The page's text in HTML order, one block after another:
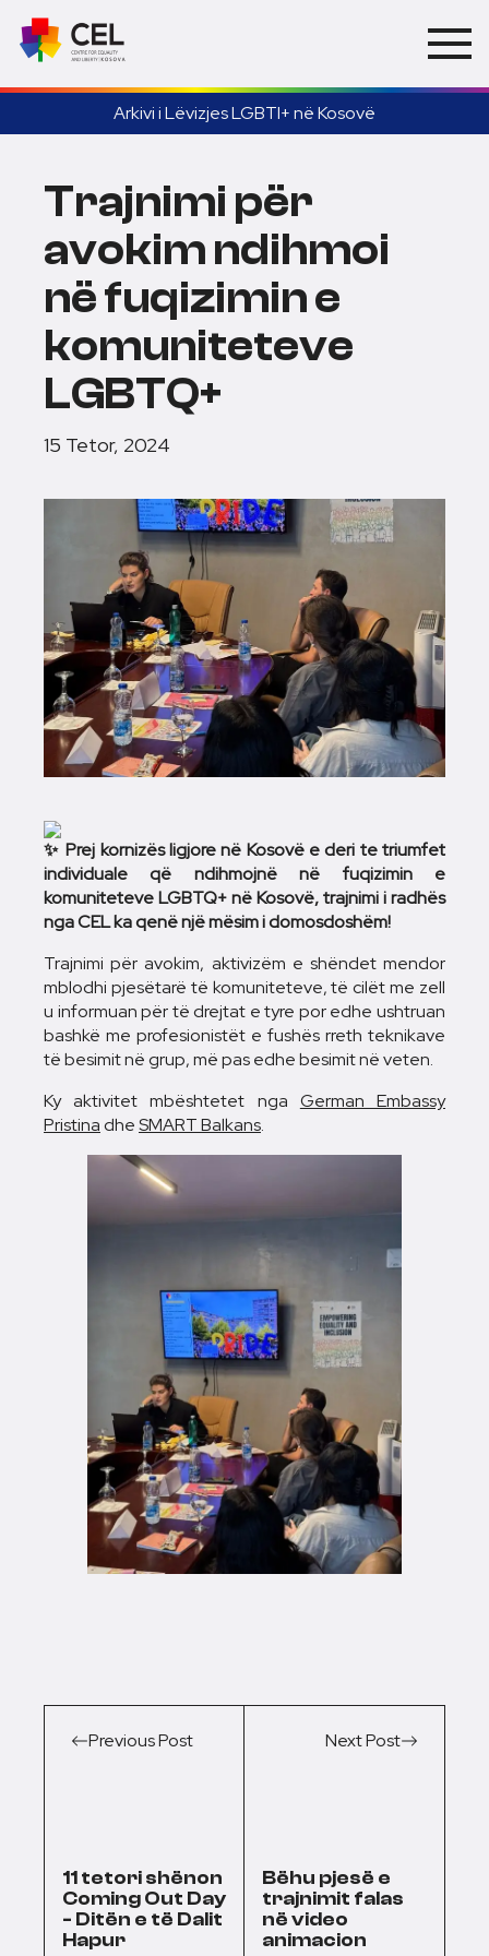
Arkivi i Lëvizjes LGBTI+ në Kosovë
Trajnimi për
avokim ndihmoi
në fuqizimin e
komuniteteve
LGBTQ+
15 Tetor, 2024
Prej kornizës ligjore në Kosovë e deri te triumfet
individuale që ndihmojnë në fuqizimin e
komuniteteve LGBTQ+ në Kosovë, trajnimi i radhës
nga CEL ka qenë një mësim i domosdoshëm!
Trajnimi për avokim, aktivizëm e shëndet mendor
mblodhi pjesëtarë të komuniteteve, të cilët me zell
u informuan për të drejtat e tyre por edhe ushtruan
bashkë me profesionistët e fushës rreth teknikave
të besimit në grup, më pas edhe besimit në veten.
Ky aktivitet mbështetet nga German Embassy
PristinadheSMART Balkans.
Previous Post
11 tetori shënon
Coming Out Day
- Ditën e të Dalit
Hapur
Next Post
Bëhu pjesë e
trajnimit falas
në video
animacion